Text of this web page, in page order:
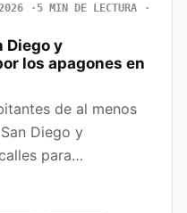
5 MIN DE LECTURA
Diego y
los apagones en
de al menos
Diego y
para…